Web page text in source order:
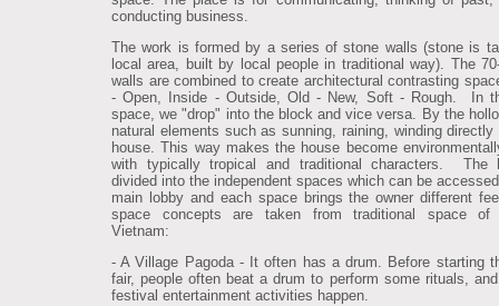
conducting business.
The work is formed by a series of stone walls (stone is
local area, built by local people in traditional way). The
walls are combined to create architectural contrasting
- Open, Inside - Outside, Old - New, Soft - Rough. In
space, we "drop" into the block and vice versa. By the
natural elements such as sunning, raining, winding directly
house. This way makes the house become
with typically tropical and traditional characters. The
divided into the independent spaces which can be
main lobby and each space brings the owner different
space concepts are taken from traditional space of
Vietnam:
- A Village Pagoda - It often has a drum. Before starting
fair, people often beat a drum to perform some rituals,
festival entertainment activities happen.